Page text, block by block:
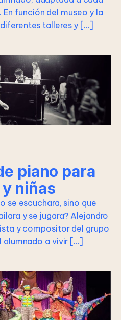
función del museo y la
talleres y […]
piano para
niñas
se escuchara, sino que
y se jugara? Alejandro
y compositor del grupo
alumnado a vivir […]